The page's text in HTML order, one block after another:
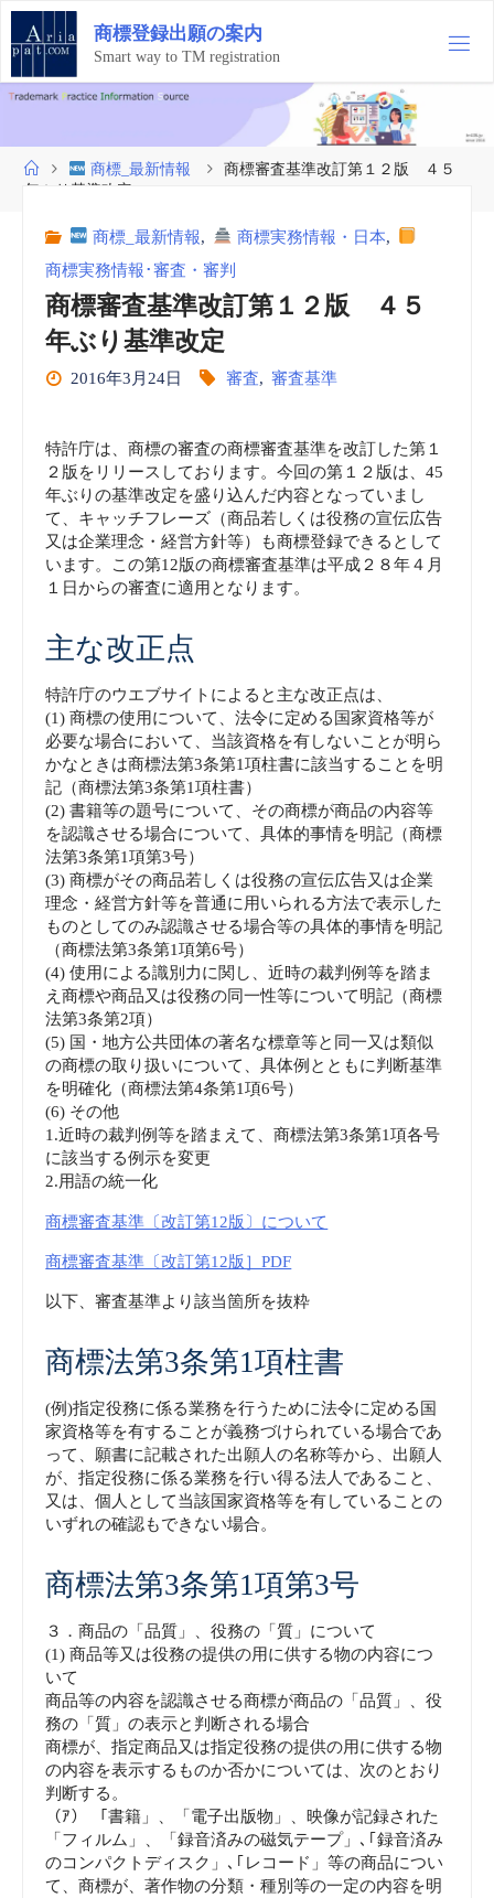
コ
テ
ン
ツ
ス
商標登録出願の案内
Smart way to TM registration
ホ
ー
商標_最新情報
商標審査基準改訂第１２版 ４５
年ぶり基準改定
商標_最新情報, 商標実務情報・日本,
商標実務情報･審査・審判
商標審査基準改訂第１２版 ４５
年ぶり基準改定
2016年3月24日 審査, 審査基準
特許庁は、商標の審査の商標審査基準を改訂した第１
２版をリリースしております。今回の第１２版は、45
年ぶりの基準改定を盛り込んだ内容となっていまし
て、キャッチフレーズ（商品若しくは役務の宣伝広告
又は企業理念・経営方針等）も商標登録できるとして
います。この第12版の商標審査基準は平成２８年４月
１日からの審査に適用となります。
主な改正点
特許庁のウエブサイトによると主な改正点は、
(1) 商標の使用について、法令に定める国家資格等が
必要な場合において、当該資格を有しないことが明ら
かなときは商標法第3条第1項柱書に該当することを明
記（商標法第3条第1項柱書）
(2) 書籍等の題号について、その商標が商品の内容等
を認識させる場合について、具体的事情を明記（商標
法第3条第1項第3号）
(3) 商標がその商品若しくは役務の宣伝広告又は企業
理念・経営方針等を普通に用いられる方法で表示した
ものとしてのみ認識させる場合等の具体的事情を明記
（商標法第3条第1項第6号）
(4) 使用による識別力に関し、近時の裁判例等を踏ま
え商標や商品又は役務の同一性等について明記（商標
法第3条第2項）
(5) 国・地方公共団体の著名な標章等と同一又は類似
の商標の取り扱いについて、具体例とともに判断基準
を明確化（商標法第4条第1項6号）
(6) その他
1.近時の裁判例等を踏まえて、商標法第3条第1項各号
に該当する例示を変更
2.用語の統一化
商標審査基準〔改訂第12版〕について
商標審査基準〔改訂第12版］PDF
以下、審査基準より該当箇所を抜粋
商標法第3条第1項柱書
(例)指定役務に係る業務を行うために法令に定める国
家資格等を有することが義務づけられている場合であ
って、願書に記載された出願人の名称等から、出願人
が、指定役務に係る業務を行い得る法人であること、
又は、個人として当該国家資格等を有していることの
いずれの確認もできない場合。
商標法第3条第1項第3号
３．商品の「品質」、役務の「質」について
(1) 商品等又は役務の提供の用に供する物の内容につ
いて
商品等の内容を認識させる商標が商品の「品質」、役
務の「質」の表示と判断される場合
商標が、指定商品又は指定役務の提供の用に供する物
の内容を表示するものか否かについては、次のとおり
判断する。
（ｱ） 「書籍」、「電子出版物」、映像が記録された
「フィルム」、「録音済みの磁気テープ」､｢録音済み
のコンパクトディスク」､｢レコード」等の商品につい
て、商標が、著作物の分類・種別等の一定の内容を明